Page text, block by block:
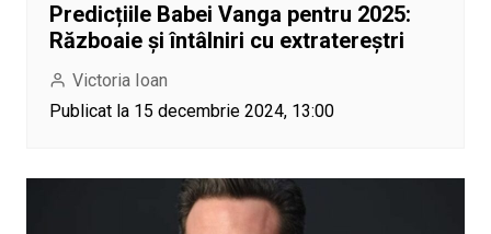
Predicțiile Babei Vanga pentru 2025:
Războaie și întâlniri cu extratereștri
Victoria Ioan
Publicat la 15 decembrie 2024, 13:00